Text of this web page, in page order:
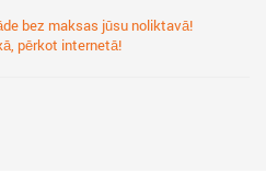
bez maksas jūsu noliktavā!
pērkot internetā!